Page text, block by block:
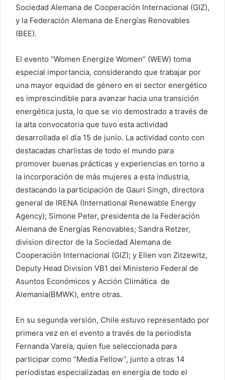
Sociedad Alemana de Cooperación Internacional (GIZ),
y la Federación Alemana de Energías Renovables
(BEE).
El evento “Women Energize Women” (WEW) toma
especial importancia, considerando que trabajar por
una mayor equidad de género en el sector energético
es imprescindible para avanzar hacia una transición
energética justa, lo que se vio demostrado a través de
la alta convocatoria que tuvo esta actividad
desarrollada el día 15 de junio. La actividad conto con
destacadas charlistas de todo el mundo para
promover buenas prácticas y experiencias en torno a
la incorporación de más mujeres a esta industria,
destacando la participación de Gauri Singh, directora
general de IRENA (International Renewable Energy
Agency); Simone Peter, presidenta de la Federación
Alemana de Energías Renovables; Sandra Retzer,
division director de la Sociedad Alemana de
Cooperación Internacional (GIZ); y Ellen von Zitzewitz,
Deputy Head Division VB1 del Ministerio Federal de
Asuntos Económicos y Acción Climática de
Alemania(BMWK), entre otras.
En su segunda versión, Chile estuvo representado por
primera vez en el evento a través de la periodista
Fernanda Varela, quien fue seleccionada para
participar como “Media Fellow”, junto a otras 14
periodistas especializadas en energía de todo el